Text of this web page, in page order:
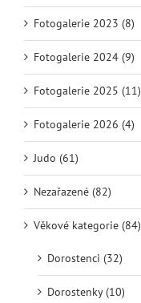
Fotogalerie 2023 (8)
Fotogalerie 2024 (9)
Fotogalerie 2025 (11)
Fotogalerie 2026 (4)
Judo (61)
Nezařazené (82)
Věkové kategorie (84)
Dorostenci (32)
Dorostenky (10)